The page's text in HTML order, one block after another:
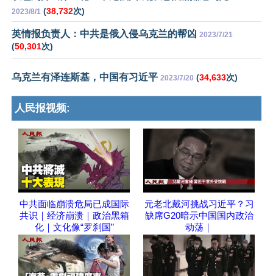
2023/8/1 (38,732次)
英情报负责人：中共是俄入侵乌克兰的帮凶 2023/7/21
(50,301次)
乌克兰有泽连斯基，中国有习近平 2023/7/20 (34,633次)
人民报视频:
中共面临崩溃危局已成国际
共识｜经济崩溃｜政治黑箱
化｜文化像“罗刹国”
元老北戴河挑战习近平？习
缺席G20暗示中国国内政治
动荡｜